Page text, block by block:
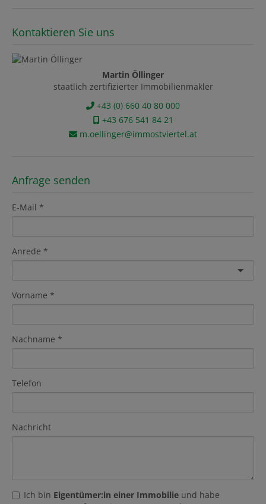
Kontaktieren Sie uns
Martin Öllinger
staatlich zertifizierter Immobilienmakler
+43 (0) 660 40 80 000
+43 676 541 84 21
m.oellinger@immostviertel.at
Anfrage senden
E-Mail
Anrede
Vorname
Nachname
Telefon
Nachricht
Ich bin Eigentümer:in einer Immobilie und habe